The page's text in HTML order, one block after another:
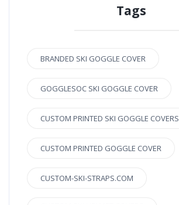
Tags
BRANDED SKI GOGGLE COVER
GOGGLESOC SKI GOGGLE COVER
CUSTOM PRINTED SKI GOGGLE COVERS
CUSTOM PRINTED GOGGLE COVER
CUSTOM-SKI-STRAPS.COM